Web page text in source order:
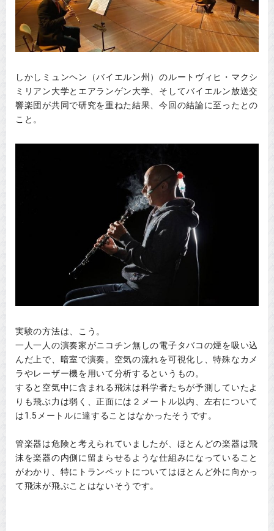
しかしミュンヘン（バイエルン州）のルートヴィヒ・マクシ
ミリアン大学とエアランゲン大学、そしてバイエルン放送交
響楽団が共同で研究を重ねた結果、今回の結論に至ったとの
こと。
実験の方法は、こう。
一人一人の演奏家がニコチン無しの電子タバコの煙を吸い込
んだ上で、暗室で演奏。空気の流れを可視化し、特殊なカメ
ラやレーザー機を用いて分析するというもの。
すると空気中に含まれる飛沫は科学者たちが予測していたよ
りも飛ぶ力は弱く、正面には２メートル以内、左右について
は1.5メートルに達することはなかったそうです。
管楽器は危険と考えられていましたが、ほとんどの楽器は飛
沫を楽器の内側に留まらせるような仕組みになっていること
がわかり、特にトランペットについてはほとんど外に向かっ
て飛沫が飛ぶことはないそうです。